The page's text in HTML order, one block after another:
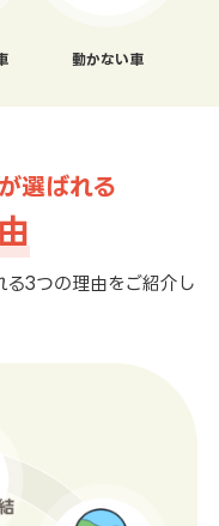
動かない車
選ばれる
る3つの理由をご紹介し